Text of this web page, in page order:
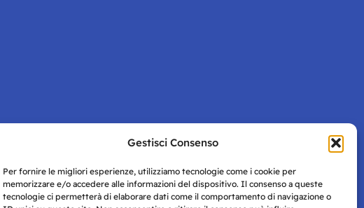
Gestisci Consenso
Per fornire le migliori esperienze, utilizziamo tecnologie come i cookie per
memorizzare e/o accedere alle informazioni del dispositivo. Il consenso a queste
tecnologie ci permetterà di elaborare dati come il comportamento di navigazione o